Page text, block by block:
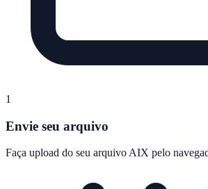
1
Envie seu arquivo
Faça upload do seu arquivo AIX pelo